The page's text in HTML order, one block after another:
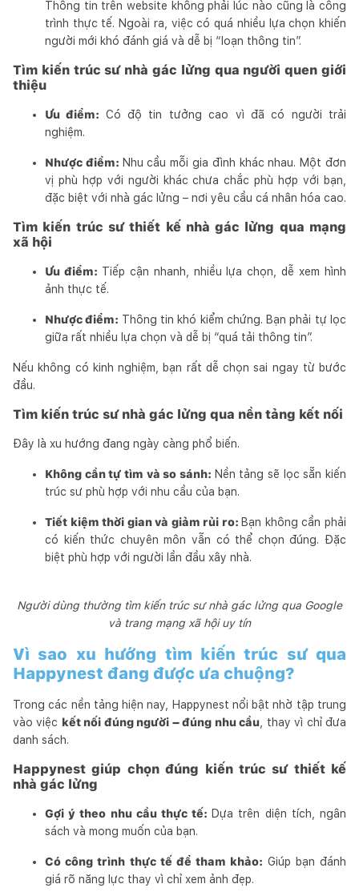
Thông tin trên website không phải lúc nào cũng là công
trình thực tế. Ngoài ra, việc có quá nhiều lựa chọn khiến
người mới khó đánh giá và dễ bị “loạn thông tin”.
Tìm kiến trúc sư nhà gác lửng qua người quen giới
thiệu
Ưu điểm: Có độ tin tưởng cao vì đã có người trải
nghiệm.
Nhược điểm: Nhu cầu mỗi gia đình khác nhau. Một đơn
vị phù hợp với người khác chưa chắc phù hợp với bạn,
đặc biệt với nhà gác lửng – nơi yêu cầu cá nhân hóa cao.
Tìm kiến trúc sư thiết kế nhà gác lửng qua mạng
xã hội
Ưu điểm: Tiếp cận nhanh, nhiều lựa chọn, dễ xem hình
ảnh thực tế.
Nhược điểm: Thông tin khó kiểm chứng. Bạn phải tự lọc
giữa rất nhiều lựa chọn và dễ bị “quá tải thông tin”.
Nếu không có kinh nghiệm, bạn rất dễ chọn sai ngay từ bước
đầu.
Tìm kiến trúc sư nhà gác lửng qua nền tảng kết nối
Đây là xu hướng đang ngày càng phổ biến.
Không cần tự tìm và so sánh: Nền tảng sẽ lọc sẵn kiến
trúc sư phù hợp với nhu cầu của bạn.
Tiết kiệm thời gian và giảm rủi ro: Bạn không cần phải
có kiến thức chuyên môn vẫn có thể chọn đúng. Đặc
biệt phù hợp với người lần đầu xây nhà.
Người dùng thường tìm kiến trúc sư nhà gác lửng qua Google
và trang mạng xã hội uy tín
Vì sao xu hướng tìm kiến trúc sư qua
Happynest đang được ưa chuộng?
Trong các nền tảng hiện nay, Happynest nổi bật nhờ tập trung
vào việc kết nối đúng người – đúng nhu cầu , thay vì chỉ đưa
danh sách.
Happynest giúp chọn đúng kiến trúc sư thiết kế
nhà gác lửng
Gợi ý theo nhu cầu thực tế: Dựa trên diện tích, ngân
sách và mong muốn của bạn.
Có công trình thực tế để tham khảo: Giúp bạn đánh
giá rõ năng lực thay vì chỉ xem ảnh đẹp.